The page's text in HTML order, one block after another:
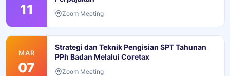
11 Zoom Meeting
MAR
07
Strategi dan Teknik Pengisian SPT Tahunan
PPh Badan Melalui Coretax
Zoom Meeting